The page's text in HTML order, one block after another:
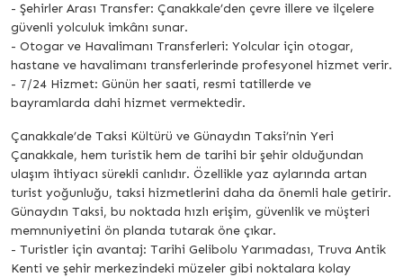
- Şehirler Arası Transfer: Çanakkale’den çevre illere ve ilçelere
güvenli yolculuk imkânı sunar.
- Otogar ve Havalimanı Transferleri: Yolcular için otogar,
hastane ve havalimanı transferlerinde profesyonel hizmet verir.
- 7/24 Hizmet: Günün her saati, resmi tatillerde ve
bayramlarda dahi hizmet vermektedir.
Çanakkale’de Taksi Kültürü ve Günaydın Taksi’nin Yeri
Çanakkale, hem turistik hem de tarihi bir şehir olduğundan
ulaşım ihtiyacı sürekli canlıdır. Özellikle yaz aylarında artan
turist yoğunluğu, taksi hizmetlerini daha da önemli hale getirir.
Günaydın Taksi, bu noktada hızlı erişim, güvenlik ve müşteri
memnuniyetini ön planda tutarak öne çıkar.
- Turistler için avantaj: Tarihi Gelibolu Yarımadası, Truva Antik
Kenti ve şehir merkezindeki müzeler gibi noktalara kolay